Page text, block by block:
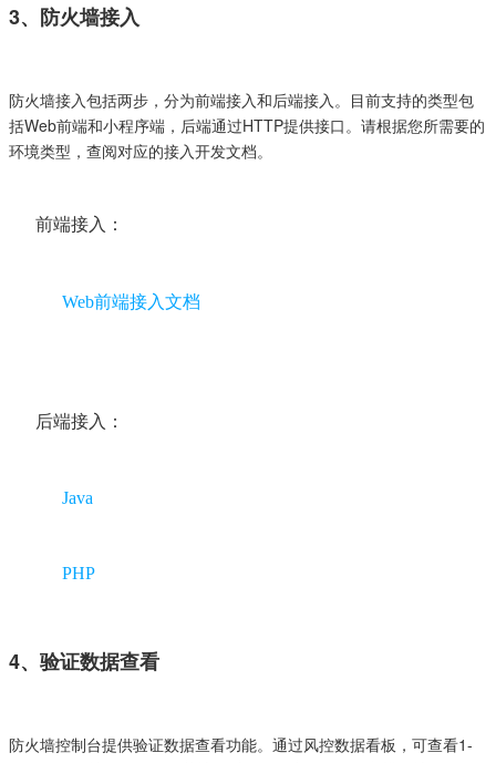
3、防火墙接入
防火墙接入包括两步，分为前端接入和后端接入。目前支持的类型包
括Web前端和小程序端，后端通过HTTP提供接口。请根据您所需要的
环境类型，查阅对应的接入开发文档。
前端接入：
Web前端接入文档
后端接入：
Java
PHP
4、验证数据查看
防火墙控制台提供验证数据查看功能。通过风控数据看板，可查看1-